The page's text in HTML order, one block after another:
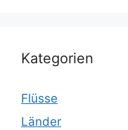
Kategorien
Flüsse
Länder